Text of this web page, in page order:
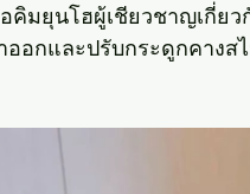
มยุนโฮผู้เชียวชาญเกี่ยว
ออกและปรับกระดูกคาง